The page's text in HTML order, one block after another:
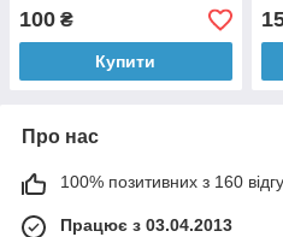
100 ₴
Купити
Про нас
100% позитивних з 160
Працює з 03.04.2013